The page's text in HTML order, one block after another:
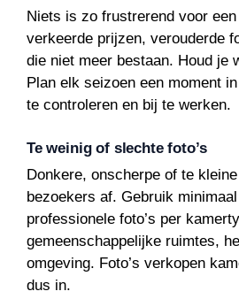
Niets is zo frustrerend voor
verkeerde prijzen, verouderde
die niet meer bestaan. Houd je
Plan elk seizoen een moment
te controleren en bij te werken.
Te weinig of slechte foto’s
Donkere, onscherpe of te
bezoekers af. Gebruik
professionele foto’s per
gemeenschappelijke ruimtes,
omgeving. Foto’s verkopen
dus in.